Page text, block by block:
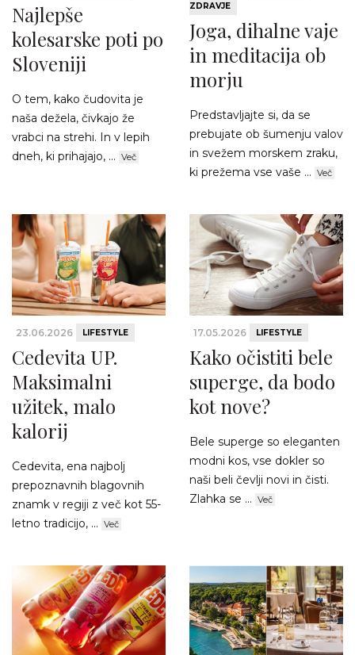
Najlepše
kolesarske poti po
Sloveniji
O tem, kako čudovita je
naša dežela, čivkajo že
vrabci na strehi. In v lepih
dneh, ki prihajajo, ... Več
ZDRAVJE
Joga, dihalne vaje
in meditacija ob
morju
Predstavljajte si, da se
prebujate ob šumenju valov
in svežem morskem zraku,
ki prežema vse vaše ... Več
23.06.2026 LIFESTYLE
Cedevita UP.
Maksimalni
užitek, malo
kalorij
Cedevita, ena najbolj
prepoznavnih blagovnih
znamk v regiji z več kot 55-
letno tradicijo, ... Več
17.05.2026 LIFESTYLE
Kako očistiti bele
superge, da bodo
kot nove?
Bele superge so eleganten
modni kos, vse dokler so
naši beli čevlji novi in čisti.
Zlahka se ... Več